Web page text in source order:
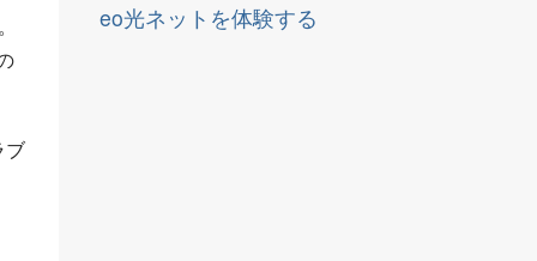
ブ
eo光ネットを体験する